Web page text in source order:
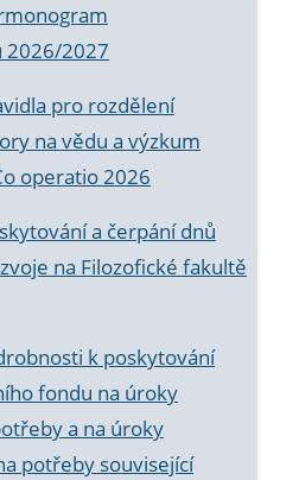
2026/2027
pro rozdělení
na vědu a výzkum
operatio 2026
a čerpání dnů
na Filozofické fakultě
k poskytování
fondu na úroky
a na úroky
potřeby související